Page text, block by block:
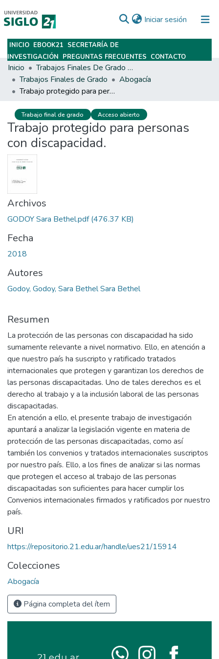
Iniciar sesión (current)
Subir
INICIO EBOOK21 SECRETARÍA DE
INVESTIGACIÓN PREGUNTAS FRECUENTES CONTACTO
Inicio
Trabajos Finales De Grado Y Posgrado
Trabajos Finales de Grado
Abogacía
Trabajo protegido para personas con discapacidad.
Trabajo final de grado Acceso abierto
Trabajo protegido para personas
con discapacidad.
Archivos
GODOY Sara Bethel.pdf(476.37 KB)
Fecha
2018
Autores
Godoy, Godoy, Sara Bethel Sara Bethel
Resumen
La protección de las personas con discapacidad ha sido
sumamente relevante a nivel normativo. Ello, en atención a
que nuestro país ha suscripto y ratificado tratados
internacionales que protegen y garantizan los derechos de
las personas discapacitadas. Uno de tales derechos es el
derecho al trabajo y a la inclusión laboral de las personas
discapacitadas.
En atención a ello, el presente trabajo de investigación
apuntará a analizar la legislación vigente en materia de
protección de las personas discapacitadas, como así
también los convenios y tratados internacionales suscriptos
por nuestro país. Ello, a los fines de analizar si las normas
que protegen el acceso al trabajo de las personas
discapacitadas son suficientes para hacer cumplir los
Convenios internacionales firmados y ratificados por nuestro
país.
URI
https://repositorio.21.edu.ar/handle/ues21/15914
Colecciones
Abogacía
Página completa del ítem